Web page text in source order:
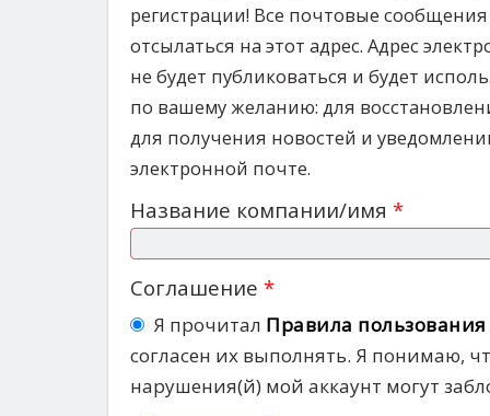
регистрации! Все почтовые сообщения
отсылаться на этот адрес. Адрес
не будет публиковаться и будет
по вашему желанию: для
для получения новостей и
электронной почте.
Название компании/имя*
Соглашение*
Я прочитал Правила
согласен их выполнять. Я понимаю,
нарушения(й) мой аккаунт могут